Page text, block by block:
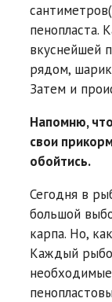
пенопласта.
вкуснейшей
рядом,
Затем и
Напомню,
свои
обойтись.
Сегодня в
большой
карпа. Но,
Каждый